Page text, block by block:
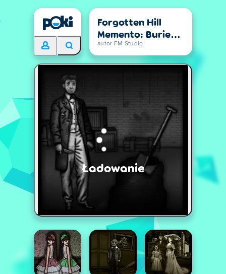
Forgotten Hill
Memento: Buried
Things
autor FM Studio
Ładowanie